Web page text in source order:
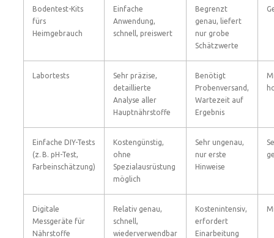
Bodentest-Kits
fürs
Heimgebrauch
Einfache
Anwendung,
schnell, preiswert
Begrenzt
genau, liefert
nur grobe
Schätzwerte
Labortests
Sehr präzise,
detaillierte
Analyse aller
Hauptnährstoffe
Benötigt
Probenversand,
Wartezeit auf
Ergebnis
Einfache DIY-Tests
(z. B. pH-Test,
Farbeinschätzung)
Kostengünstig,
ohne
Spezialausrüstung
möglich
Sehr ungenau,
nur erste
Hinweise
Digitale
Messgeräte für
Nährstoffe
Relativ genau,
schnell,
wiederverwendbar
Kostenintensiv,
erfordert
Einarbeitung